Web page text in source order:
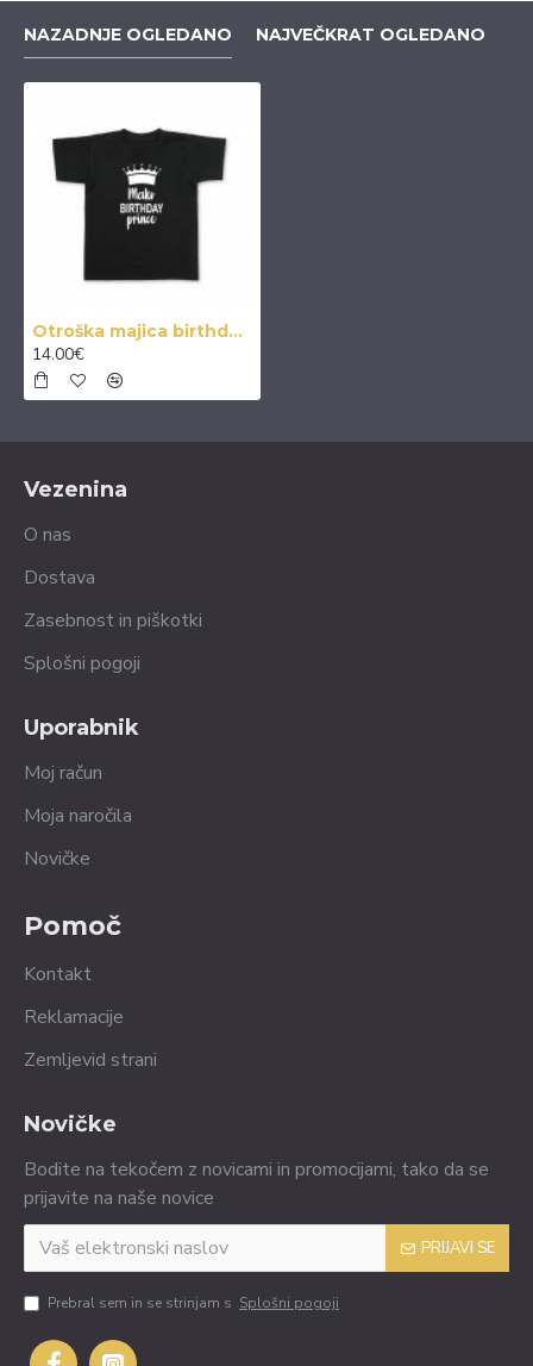
NAZADNJE OGLEDANO NAJVEČKRAT OGLEDANO
Otroška majica birthday prince
14.00€
Vezenina
O nas
Dostava
Zasebnost in piškotki
Splošni pogoji
Uporabnik
Moj račun
Moja naročila
Novičke
Pomoč
Kontakt
Reklamacije
Zemljevid strani
Novičke
Bodite na tekočem z novicami in promocijami, tako da se
prijavite na naše novice
PRIJAVI SE
Prebral sem in se strinjam s Splošni pogoji